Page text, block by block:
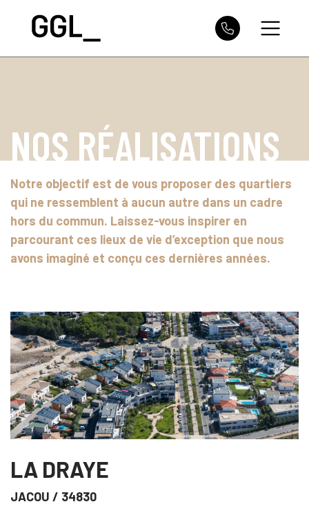
NOS RÉALISATIONS
Notre objectif est de vous proposer des quartiers
qui ne ressemblent à aucun autre dans un cadre
hors du commun. Laissez-vous inspirer en
parcourant ces lieux de vie d’exception que nous
avons imaginé et conçu ces dernières années.
LA DRAYE
JACOU / 34830